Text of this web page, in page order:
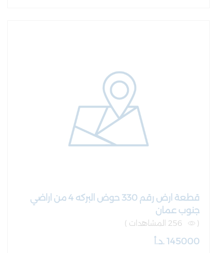
قطعة ارض رقم 330 حوض البركه 4 من اراضي
جنوب عمان
(
145000 .د.أ